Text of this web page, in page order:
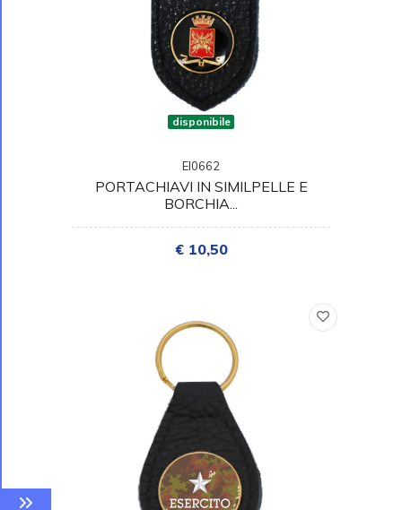
disponibile
EI0662
PORTACHIAVI IN SIMILPELLE E
BORCHIA...
€ 10,50